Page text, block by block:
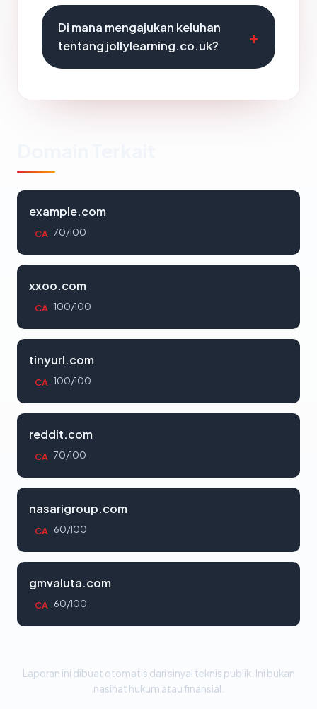
Di mana mengajukan keluhan
tentang jollylearning.co.uk?
example.com
CA 70/100
xxoo.com
CA 100/100
tinyurl.com
CA 100/100
reddit.com
CA 70/100
nasarigroup.com
CA 60/100
gmvaluta.com
CA 60/100
Laporan ini dibuat otomatis dari sinyal teknis publik. Ini bukan
nasihat hukum atau finansial.